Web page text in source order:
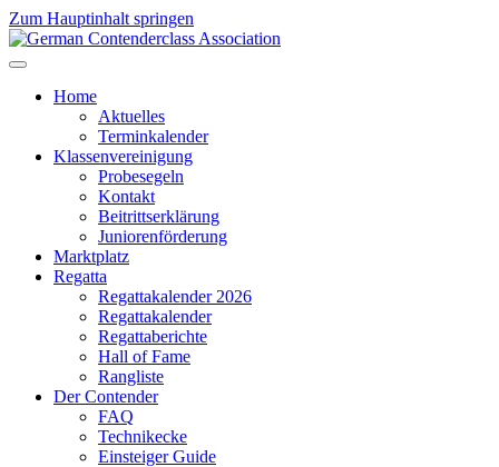
Zum Hauptinhalt springen
Home
Aktuelles
Terminkalender
Klassenvereinigung
Probesegeln
Kontakt
Beitrittserklärung
Juniorenförderung
Marktplatz
Regatta
Regattakalender 2026
Regattakalender
Regattaberichte
Hall of Fame
Rangliste
Der Contender
FAQ
Technikecke
Einsteiger Guide